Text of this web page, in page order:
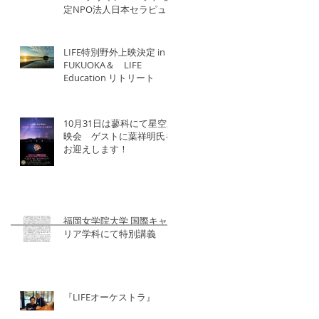
定NPO法人日本セラピュー
LIFE特別野外上映決定 in
FUKUOKA＆ LIFE
Education リトリート
10月31日は蓼科にて星空上
映会 ゲストに葉祥明氏を
お迎えします！
福岡女学院大学 国際キャ
リア学科にて特別講義
『LIFEオーケストラ』